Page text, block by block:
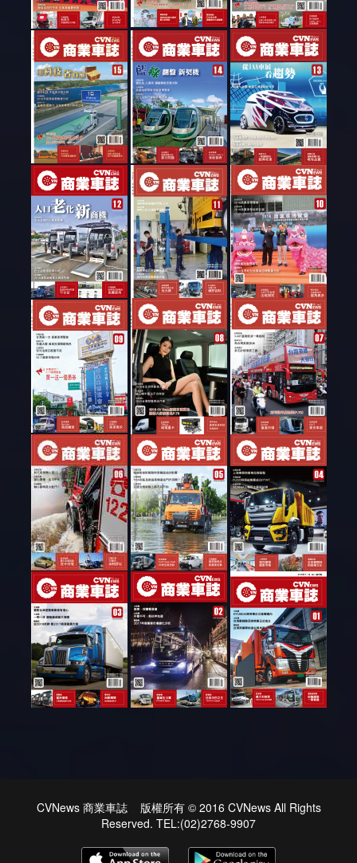
CVNews 商業車誌 版權所有 © 2016 CVNews All Rights
Reserved. TEL:(02)2768-9907